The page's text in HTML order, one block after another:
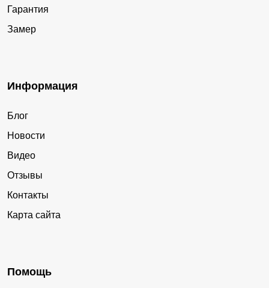
Гарантия
Замер
Информация
Блог
Новости
Видео
Отзывы
Контакты
Карта сайта
Помощь